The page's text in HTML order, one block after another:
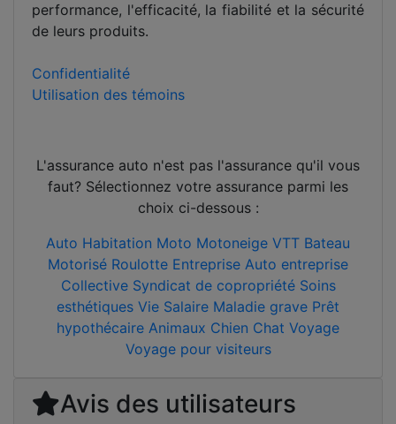
performance, l'efficacité, la fiabilité et la sécurité
de leurs produits.
Confidentialité
Utilisation des témoins
L'assurance auto n'est pas l'assurance qu'il vous
faut? Sélectionnez votre assurance parmi les
choix ci-dessous :
Auto Habitation Moto Motoneige VTT Bateau
Motorisé Roulotte Entreprise Auto entreprise
Collective Syndicat de copropriété Soins
esthétiques Vie Salaire Maladie grave Prêt
hypothécaire Animaux Chien Chat Voyage
Voyage pour visiteurs
Avis des utilisateurs